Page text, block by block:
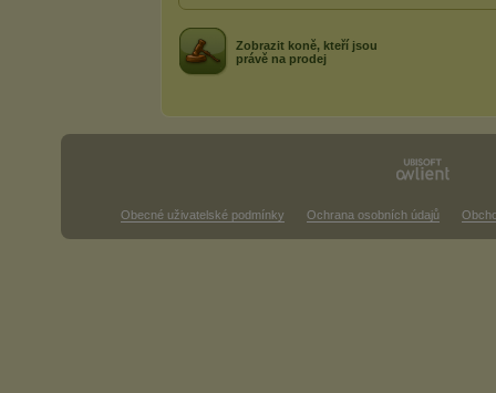
Zobrazit koně, kteří jsou
právě na prodej
Obecné uživatelské podmínky Ochrana osobních údajů